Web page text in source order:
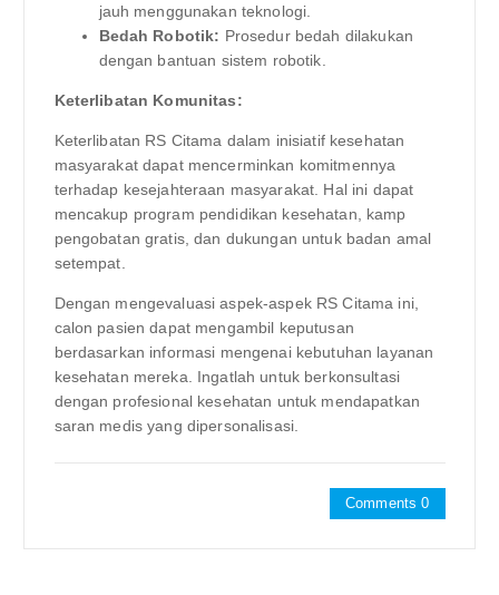
jauh menggunakan teknologi.
Bedah Robotik: Prosedur bedah dilakukan
dengan bantuan sistem robotik.
Keterlibatan Komunitas:
Keterlibatan RS Citama dalam inisiatif kesehatan
masyarakat dapat mencerminkan komitmennya
terhadap kesejahteraan masyarakat. Hal ini dapat
mencakup program pendidikan kesehatan, kamp
pengobatan gratis, dan dukungan untuk badan amal
setempat.
Dengan mengevaluasi aspek-aspek RS Citama ini,
calon pasien dapat mengambil keputusan
berdasarkan informasi mengenai kebutuhan layanan
kesehatan mereka. Ingatlah untuk berkonsultasi
dengan profesional kesehatan untuk mendapatkan
saran medis yang dipersonalisasi.
Comments 0